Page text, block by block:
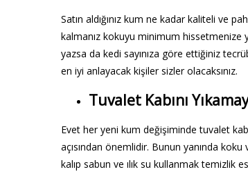
Satın aldığınız kum ne kadar kaliteli ve
kalmanız kokuyu minimum hissetmenize
yazsa da kedi sayınıza göre ettiğiniz
en iyi anlayacak kişiler sizler olacaksınız.
Tuvalet Kabını
Evet her yeni kum değişiminde tuvalet
açısından önemlidir. Bunun yanında
kalıp sabun ve ılık su kullanmak temizlik